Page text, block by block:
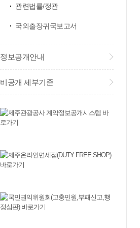
관련법률/정관
국외출장귀국보고서
정보공개안내
비공개 세부기준